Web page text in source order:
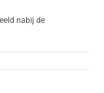
nabij de